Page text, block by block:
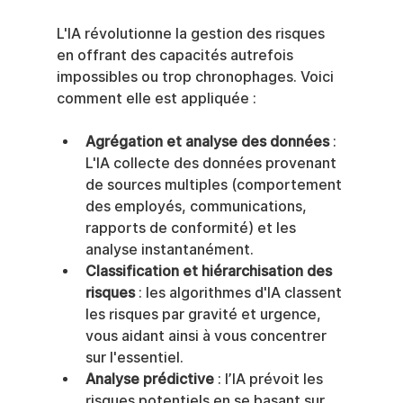
L'IA révolutionne la gestion des risques
en offrant des capacités autrefois
impossibles ou trop chronophages. Voici
comment elle est appliquée :
Agrégation et analyse des données :
L'IA collecte des données provenant
de sources multiples (comportement
des employés, communications,
rapports de conformité) et les
analyse instantanément.
Classification et hiérarchisation des
risques : les algorithmes d'IA classent
les risques par gravité et urgence,
vous aidant ainsi à vous concentrer
sur l'essentiel.
Analyse prédictive : l’IA prévoit les